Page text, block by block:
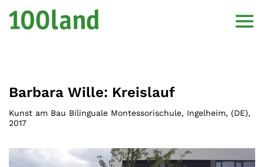
Barbara Wille: Kreislauf
Kunst am Bau Bilinguale Montessorischule, Ingelheim, (DE),
2017